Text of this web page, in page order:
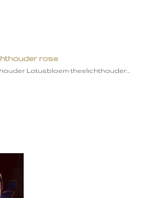
rose
Lotusbloem theelichthouder…